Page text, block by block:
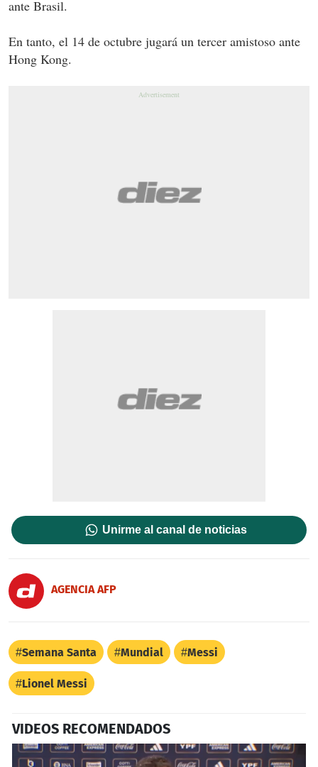
ante Brasil.
En tanto, el 14 de octubre jugará un tercer amistoso ante
Hong Kong.
Unirme al canal de noticias
AGENCIA AFP
Semana Santa Mundial Messi
Lionel Messi
VIDEOS RECOMENDADOS